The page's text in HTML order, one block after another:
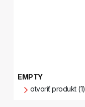
EMPTY
otvoriť produkt (1)